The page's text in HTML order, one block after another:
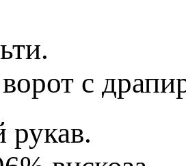
с
рукав.